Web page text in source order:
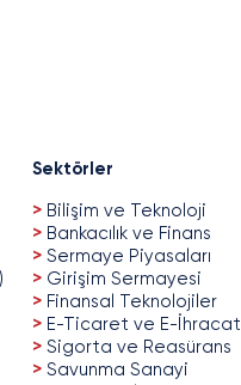
Sektörler
> Bilişim ve Teknoloji
> Bankacılık ve Finans
> Sermaye Piyasaları
> Girişim Sermayesi
> Finansal Teknolojiler
> E-Ticaret ve E-İhracat
> Sigorta ve Reasürans
> Savunma Sanayi